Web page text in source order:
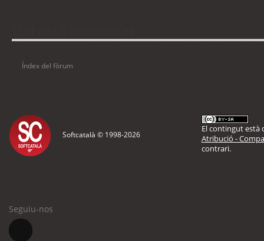
Índex del fòrum
Softcatalà © 1998-2026
El contingut està
Atribució -
contrari.
Seguiu-nos